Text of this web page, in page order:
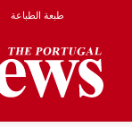
طبعة الطباعة